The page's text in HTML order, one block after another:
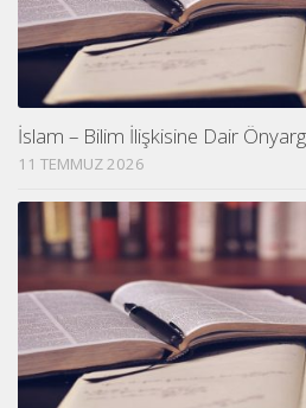
İslam – Bilim İlişkisine Dair
11 TEMMUZ 2026